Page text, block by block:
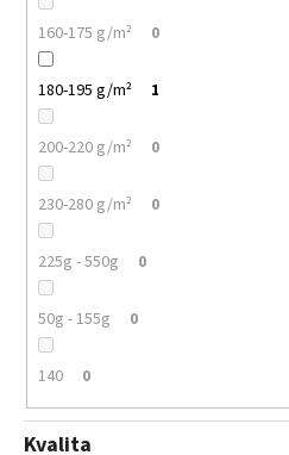
160-175 g/m² 0
180-195 g/m² 1
200-220 g/m² 0
230-280 g/m² 0
225g - 550g 0
50g - 155g 0
140 0
Kvalita